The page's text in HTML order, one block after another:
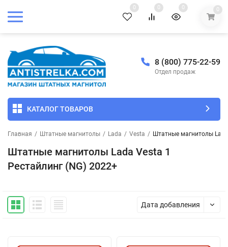
0 0 0 0
8 (800) 775-22-59
Отдел продаж
КАТАЛОГ ТОВАРОВ
Главная / Штатные магнитолы / Lada / Vesta / Штатные магнитолы
Штатные магнитолы Lada Vesta 1
Рестайлинг (NG) 2022+
Дата добавления